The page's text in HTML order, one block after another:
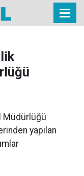
Müdürlüğü
yapılan